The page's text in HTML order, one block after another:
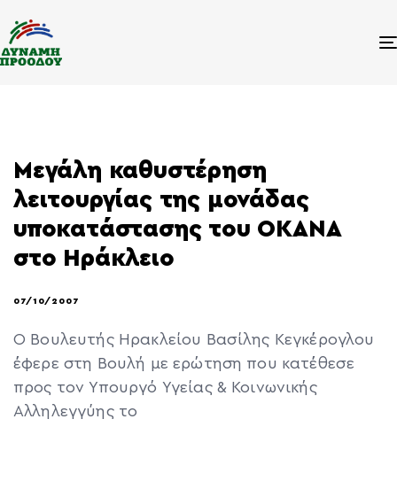
Μεγάλη καθυστέρηση
λειτουργίας της μονάδας
υποκατάστασης του ΟΚΑΝΑ
στο Ηράκλειο
07/10/2007
Ο Βουλευτής Ηρακλείου Βασίλης Κεγκέρογλου
έφερε στη Βουλή με ερώτηση που κατέθεσε
προς τον Υπουργό Υγείας & Κοινωνικής
Αλληλεγγύης το